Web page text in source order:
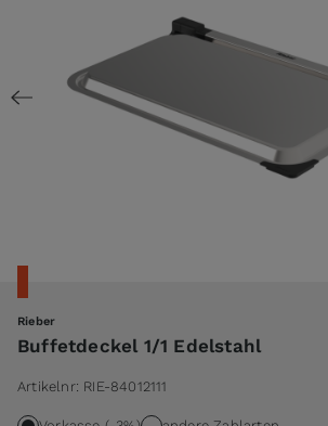
Rieber
Buffetdeckel 1/1 Edelstahl
Artikelnr: RIE-84012111